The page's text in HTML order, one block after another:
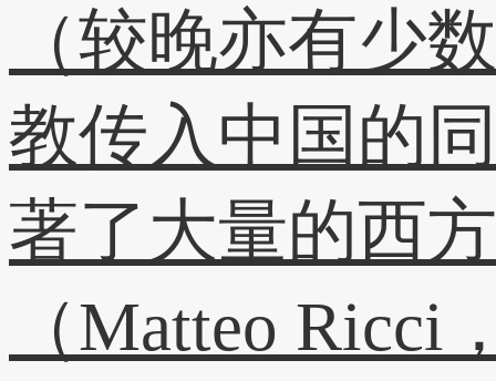
（较晚亦有少
教传入中国的
著了大量的西
（Matteo